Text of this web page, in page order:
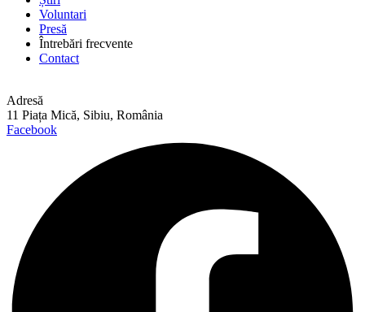
Voluntari
Presă
Întrebări frecvente
Contact
Adresă
11 Piața Mică, Sibiu, România
Facebook